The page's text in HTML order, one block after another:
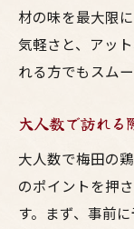
材の味を最大限
気軽さと、アッ
れる方でもスム
大人数で訪れる
大人数で梅田の
のポイントを押
す。まず、事前